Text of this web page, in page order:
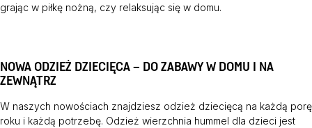
grając w piłkę nożną, czy relaksując się w domu.
NOWA ODZIEŻ DZIECIĘCA – DO ZABAWY W DOMU I NA
ZEWNĄTRZ
W naszych nowościach znajdziesz odzież dziecięcą na każdą porę
roku i każdą potrzebę. Odzież wierzchnia hummel dla dzieci jest